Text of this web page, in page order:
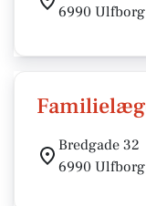
6990 Ulfborg
Bredgade 32
6990 Ulfborg